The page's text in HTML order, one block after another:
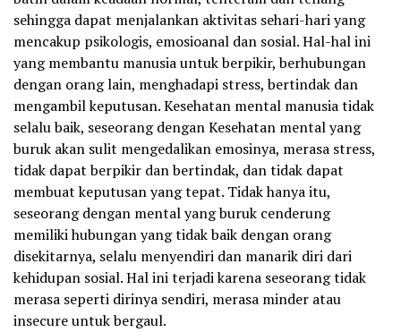
sehingga dapat menjalankan aktivitas sehari-hari yang
mencakup psikologis, emosioanal dan sosial. Hal-hal ini
yang membantu manusia untuk berpikir, berhubungan
dengan orang lain, menghadapi stress, bertindak dan
mengambil keputusan. Kesehatan mental manusia tidak
selalu baik, seseorang dengan Kesehatan mental yang
buruk akan sulit mengedalikan emosinya, merasa stress,
tidak dapat berpikir dan bertindak, dan tidak dapat
membuat keputusan yang tepat. Tidak hanya itu,
seseorang dengan mental yang buruk cenderung
memiliki hubungan yang tidak baik dengan orang
disekitarnya, selalu menyendiri dan manarik diri dari
kehidupan sosial. Hal ini terjadi karena seseorang tidak
merasa seperti dirinya sendiri, merasa minder atau
insecure untuk bergaul.